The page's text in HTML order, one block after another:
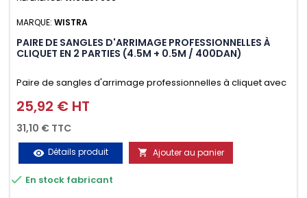
MARQUE: WISTRA
PAIRE DE SANGLES D'ARRIMAGE PROFESSIONNELLES À
CLIQUET EN 2 PARTIES (4.5M + 0.5M / 400DAN)
Paire de sangles d'arrimage professionnelles à cliquet avec
crochet en 2 parties (4.5M + 0.5M / 400daN), simple et rapide
d'utilisation. Permet d'arrimer et de sécuriser
vos chargements pendant le transport. Matière polyester
très résistante aux UV et aux variations de températures,
n'absorbe pas l'eau.
Prix
25,92 € HT
31,10 € TTC
visibility Détails produit  Ajouter au panier
 En stock fabricant